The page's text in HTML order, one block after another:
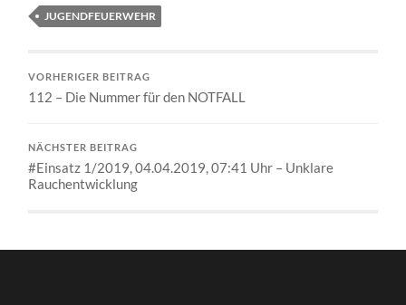
JUGENDFEUERWEHR
VORHERIGER BEITRAG
112 – Die Nummer für den NOTFALL
NÄCHSTER BEITRAG
#Einsatz 1/2019, 04.04.2019, 07:41 Uhr – Unklare
Rauchentwicklung